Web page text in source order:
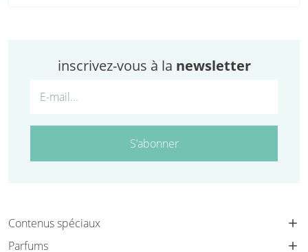
inscrivez-vous à la newsletter
S’abonner
Contenus spéciaux
Parfums